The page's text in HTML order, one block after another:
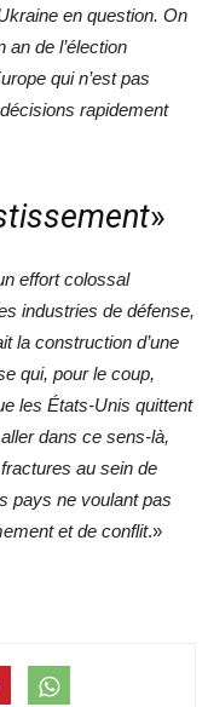
en question. On
de l’élection
qui n’est pas
rapidement
»
effort colossal
industries de défense,
la construction d’une
qui, pour le coup,
les États-Unis quittent
dans ce sens-là,
au sein de
pays ne voulant pas
et de conflit.»